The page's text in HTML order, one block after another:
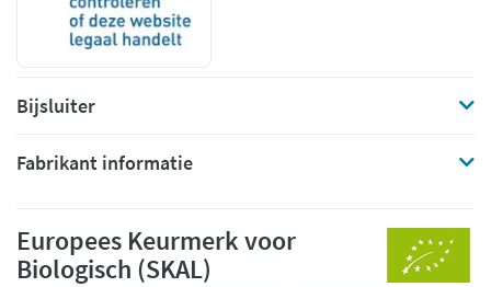
Bijsluiter
Fabrikant informatie
Europees Keurmerk voor
Biologisch (SKAL)